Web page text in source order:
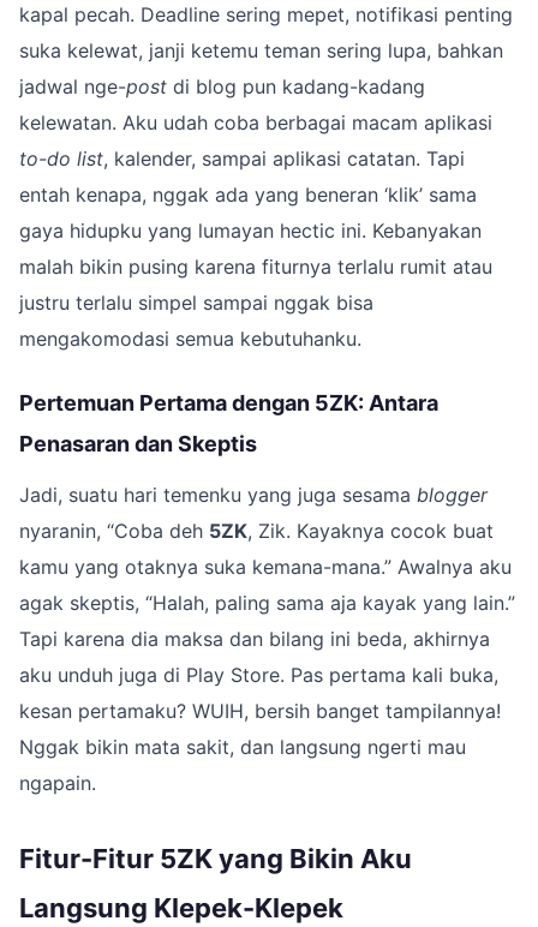
kapal pecah. Deadline sering mepet, notifikasi penting
suka kelewat, janji ketemu teman sering lupa, bahkan
jadwal nge-post di blog pun kadang-kadang
kelewatan. Aku udah coba berbagai macam aplikasi
to-do list, kalender, sampai aplikasi catatan. Tapi
entah kenapa, nggak ada yang beneran ‘klik’ sama
gaya hidupku yang lumayan hectic ini. Kebanyakan
malah bikin pusing karena fiturnya terlalu rumit atau
justru terlalu simpel sampai nggak bisa
mengakomodasi semua kebutuhanku.
Pertemuan Pertama dengan 5ZK: Antara
Penasaran dan Skeptis
Jadi, suatu hari temenku yang juga sesama blogger
nyaranin, “Coba deh 5ZK, Zik. Kayaknya cocok buat
kamu yang otaknya suka kemana-mana.” Awalnya aku
agak skeptis, “Halah, paling sama aja kayak yang lain.”
Tapi karena dia maksa dan bilang ini beda, akhirnya
aku unduh juga di Play Store. Pas pertama kali buka,
kesan pertamaku? WUIH, bersih banget tampilannya!
Nggak bikin mata sakit, dan langsung ngerti mau
ngapain.
Fitur-Fitur 5ZK yang Bikin Aku
Langsung Klepek-Klepek